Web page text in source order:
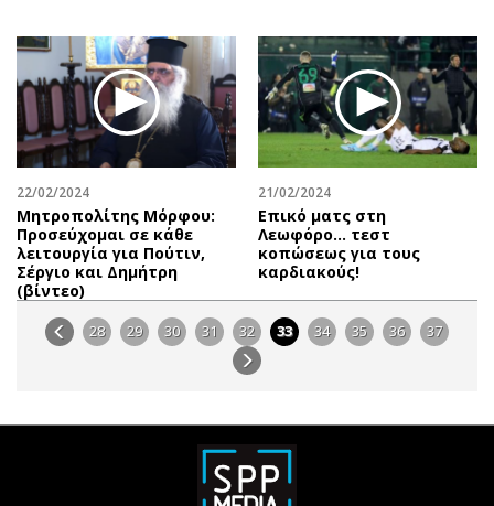
22/02/2024
Μητροπολίτης Μόρφου:
Προσεύχομαι σε κάθε
λειτουργία για Πούτιν,
Σέργιο και Δημήτρη
(βίντεο)
21/02/2024
Επικό ματς στη
Λεωφόρο… τεστ
κοπώσεως για τους
καρδιακούς!
28 29 30 31 32 33 34 35 36 37